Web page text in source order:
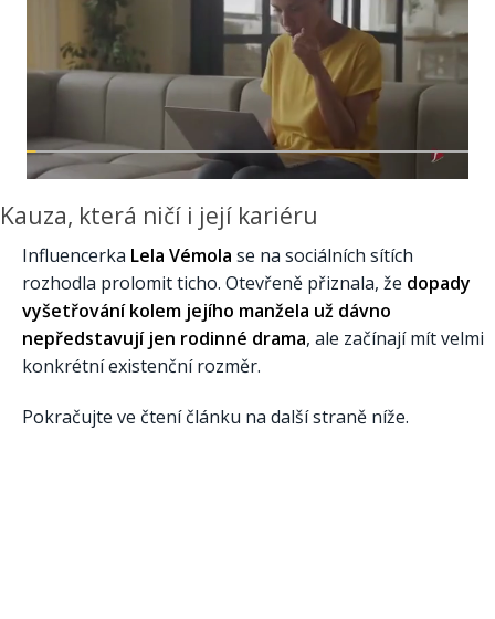
Kauza, která ničí i její kariéru
Influencerka Lela Vémola se na sociálních sítích
rozhodla prolomit ticho. Otevřeně přiznala, že dopady
vyšetřování kolem jejího manžela už dávno
nepředstavují jen rodinné drama, ale začínají mít velmi
konkrétní existenční rozměr.
Pokračujte ve čtení článku na další straně níže.